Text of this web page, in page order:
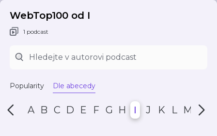
WebTop100 od I
1 podcast
Popularity Dle abecedy
A B C D E F G H I J K L M N